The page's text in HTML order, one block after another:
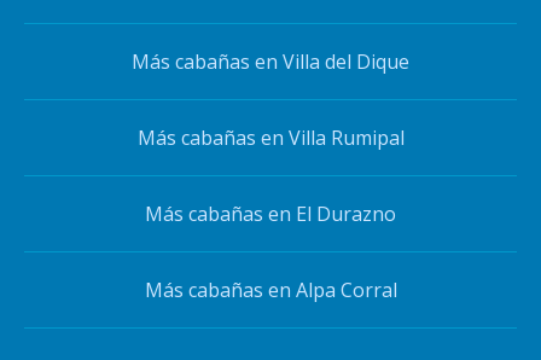
Más cabañas en Villa del Dique
Más cabañas en Villa Rumipal
Más cabañas en El Durazno
Más cabañas en Alpa Corral